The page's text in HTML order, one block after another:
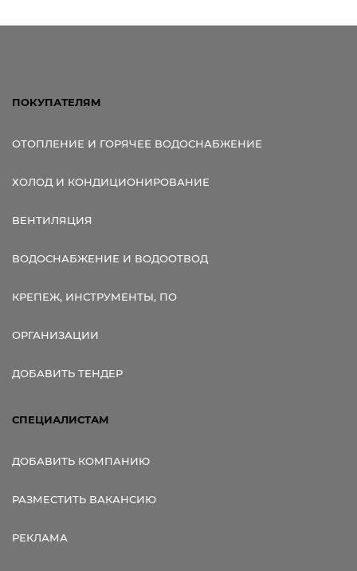
ПОКУПАТЕЛЯМ
ОТОПЛЕНИЕ И ГОРЯЧЕЕ ВОДОСНАБЖЕНИЕ
ХОЛОД И КОНДИЦИОНИРОВАНИЕ
ВЕНТИЛЯЦИЯ
ВОДОСНАБЖЕНИЕ И ВОДООТВОД
КРЕПЕЖ, ИНСТРУМЕНТЫ, ПО
ОРГАНИЗАЦИИ
ДОБАВИТЬ ТЕНДЕР
СПЕЦИАЛИСТАМ
ДОБАВИТЬ КОМПАНИЮ
РАЗМЕСТИТЬ ВАКАНСИЮ
РЕКЛАМА